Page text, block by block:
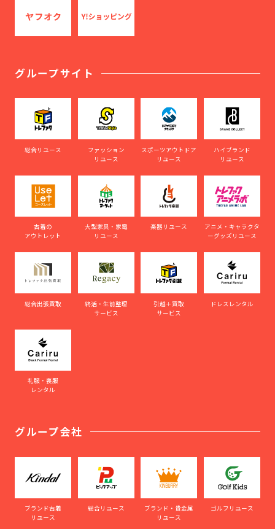
グループサイト
総合リユース
ファッション
リユース
スポーツアウトドア
リユース
ハイブランド
リユース
古着の
アウトレット
大型家具・家電
リユース
楽器リユース
アニメ・キャラクタ
ーグッズリユース
総合出張買取
終活・生前整理
サービス
引越＋買取
サービス
ドレスレンタル
礼服・喪服
レンタル
グループ会社
ブランド古着
リユース
総合リユース
ブランド・貴金属
リユース
ゴルフリユース